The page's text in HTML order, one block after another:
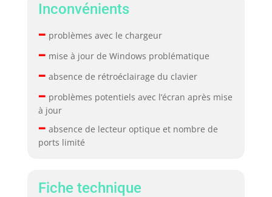
Inconvénients
– problèmes avec le chargeur
– mise à jour de Windows problématique
– absence de rétroéclairage du clavier
– problèmes potentiels avec l’écran après mise
à jour
– absence de lecteur optique et nombre de
ports limité
Fiche technique